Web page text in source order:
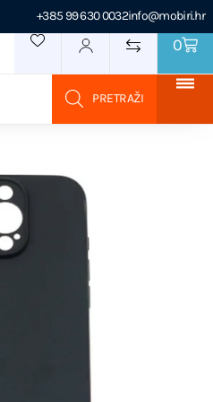
+385 99 630 0032info@mobiri.hr
0